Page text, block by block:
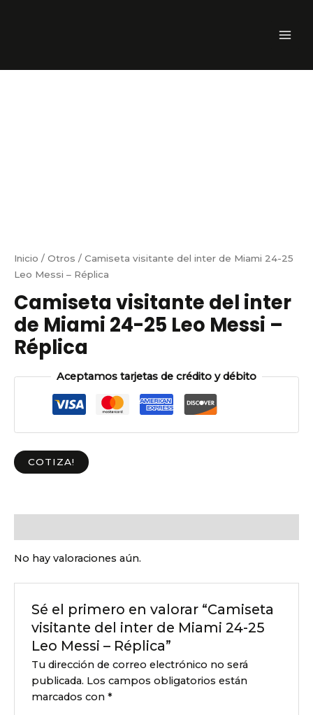
Inicio / Otros / Camiseta visitante del inter de Miami 24-25
Leo Messi – Réplica
Camiseta visitante del inter
de Miami 24-25 Leo Messi –
Réplica
Aceptamos tarjetas de crédito y débito
COTIZA!
No hay valoraciones aún.
Sé el primero en valorar “Camiseta
visitante del inter de Miami 24-25
Leo Messi – Réplica”
Tu dirección de correo electrónico no será
publicada. Los campos obligatorios están
marcados con*